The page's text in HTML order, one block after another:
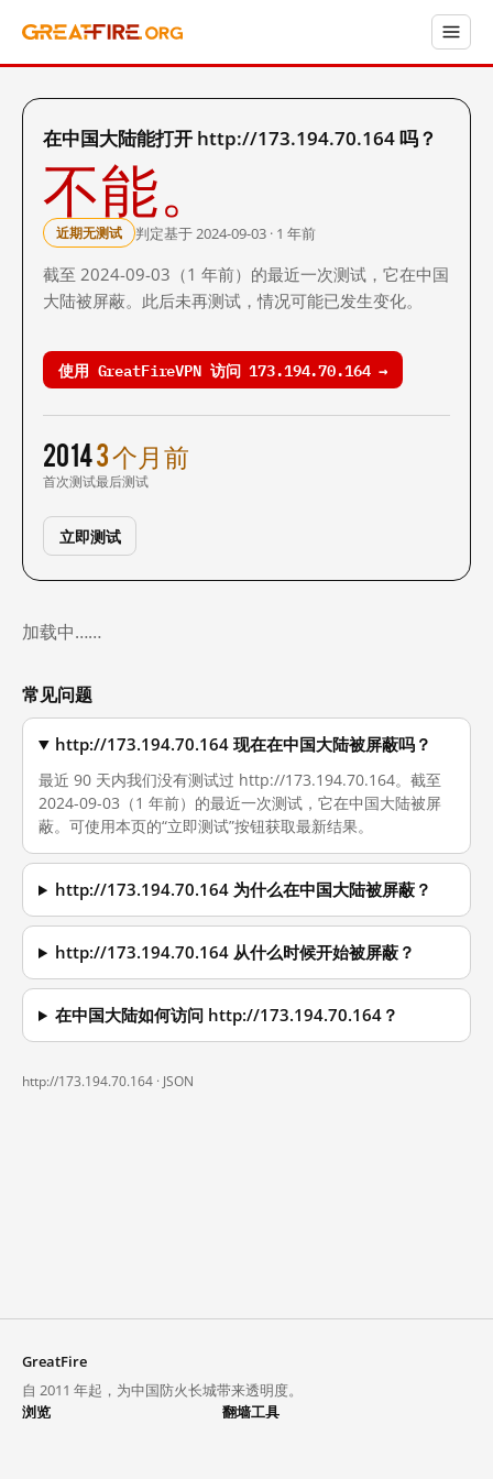
在中国大陆能打开 http://173.194.70.164 吗？
不能。
近期无测试 判定基于 2024-09-03 · 1 年前
截至 2024-09-03（1 年前）的最近一次测试，它在中国
大陆被屏蔽。此后未再测试，情况可能已发生变化。
使用 GreatFireVPN 访问 173.194.70.164 →
2014
首次测试
3 个月前
最后测试
立即测试
加载中……
常见问题
http://173.194.70.164 现在在中国大陆被屏蔽吗？
最近 90 天内我们没有测试过 http://173.194.70.164。截至
2024-09-03（1 年前）的最近一次测试，它在中国大陆被屏
蔽。可使用本页的“立即测试”按钮获取最新结果。
http://173.194.70.164 为什么在中国大陆被屏蔽？
http://173.194.70.164 从什么时候开始被屏蔽？
在中国大陆如何访问 http://173.194.70.164？
http://173.194.70.164 · JSON
GreatFire
自 2011 年起，为中国防火长城带来透明度。
浏览
翻墙工具